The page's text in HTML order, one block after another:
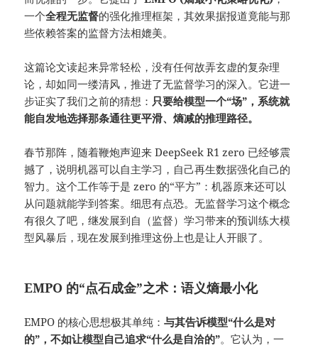
一个全程无监督的强化推理框架，其效果据报道竟能与那
些依赖答案的监督方法相媲美。
这篇论文读起来异常轻松，没有任何故弄玄虚的复杂理
论，却如同一缕清风，推进了无监督学习的深入。它进一
步证实了我们之前的猜想： 只要给模型一个“场”，系统就
能自发地选择那条通往更平滑、熵减的推理路径。
春节那阵，随着鞭炮声迎来 DeepSeek R1 zero 已经够震
撼了，说明机器可以自主学习，自己再生数据强化自己的
智力。这个工作等于是 zero 的“平方”：机器原来还可以
从问题就能学到答案。细思有点恐。无监督学习这个概念
有很久了吧，继发展到自（监督）学习带来的预训练大模
型风暴后，现在发展到推理这份上也是让人开眼了。
EMPO 的“点石成金”之术：语义熵最小化
EMPO 的核心思想极其单纯：与其告诉模型“什么是对
的”，不如让模型自己追求“什么是自洽的”。它认为，一